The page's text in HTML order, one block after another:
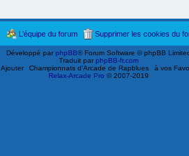
Supprimer les cookies du
L’équipe du forum
Développé parphpBB® Forum Software © phpBB
Traduit parphpBB-fr.com
Ajouter
Championnats d'Arcade de Rapblues
à vos
Relax-Arcade Pro © 2007-2019